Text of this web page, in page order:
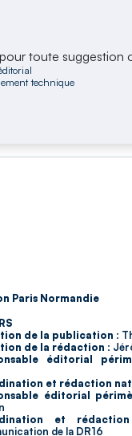
toute suggestion
technique
Paris Normandie
de la publication :
de la rédaction :
éditorial
et rédaction
éditorial
et
de la DR16